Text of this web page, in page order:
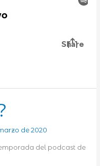
de 2020
del podcast de